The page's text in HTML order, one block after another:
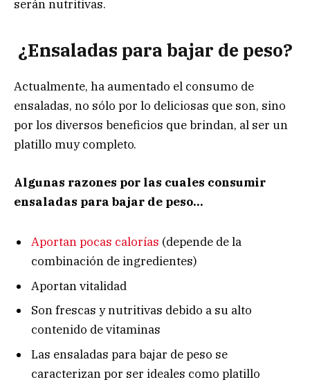
serán nutritivas.
¿Ensaladas para bajar de peso?
Actualmente, ha aumentado el consumo de
ensaladas, no sólo por lo deliciosas que son, sino
por los diversos beneficios que brindan, al ser un
platillo muy completo.
Algunas razones por las cuales consumir
ensaladas para bajar de peso…
Aportan pocas calorías (depende de la
combinación de ingredientes)
Aportan vitalidad
Son frescas y nutritivas debido a su alto
contenido de vitaminas
Las ensaladas para bajar de peso se
caracterizan por ser ideales como platillo